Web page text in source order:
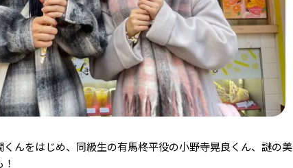
んをはじめ、同級生の有馬柊平役の小野寺晃良くん、謎の
！